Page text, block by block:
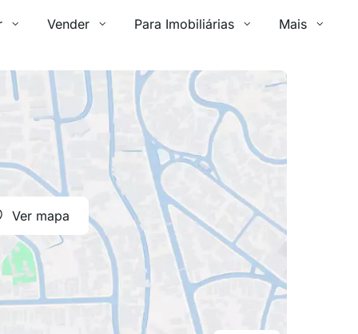
Vender Para Imobiliárias Mais
Ver mapa